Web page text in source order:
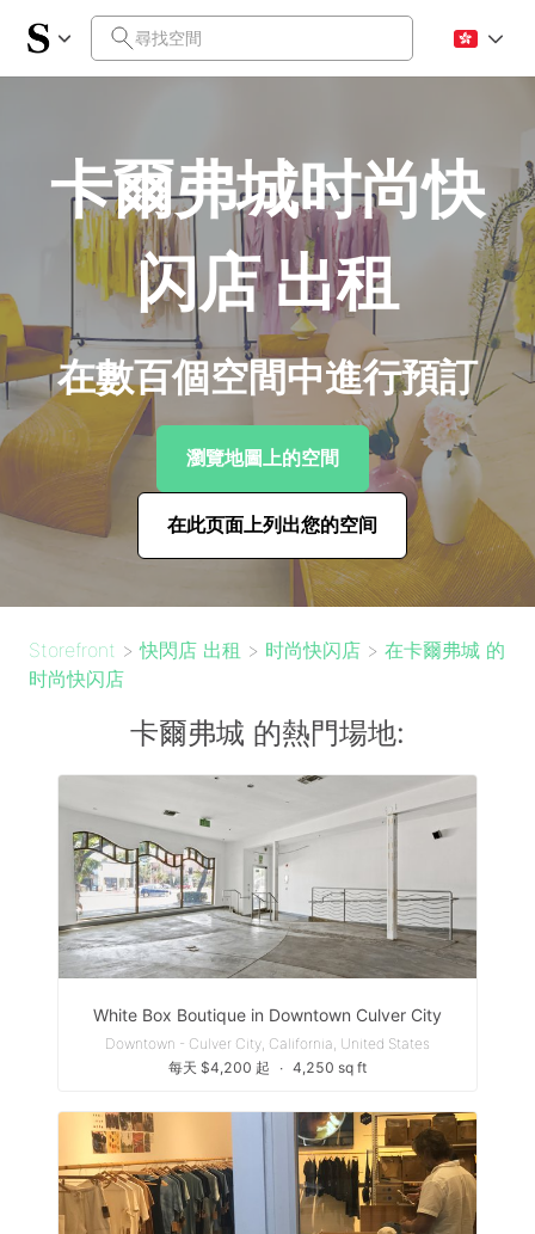
卡爾弗城时尚快
闪店 出租
在數百個空間中進行預訂
瀏覽地圖上的空間
在此页面上列出您的空间
Storefront >快閃店 出租 > 时尚快闪店 > 在卡爾弗城 的
时尚快闪店
卡爾弗城 的熱門場地:
White Box Boutique in Downtown Culver City
Downtown - Culver City, California, United States
每天 $4,200 起
∙ 4,250 sq ft